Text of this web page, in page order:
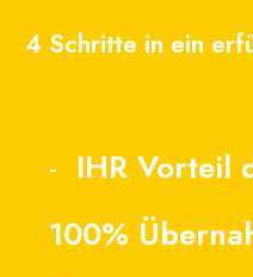
4 Schritte in ein
- IHR Vorteil
100%